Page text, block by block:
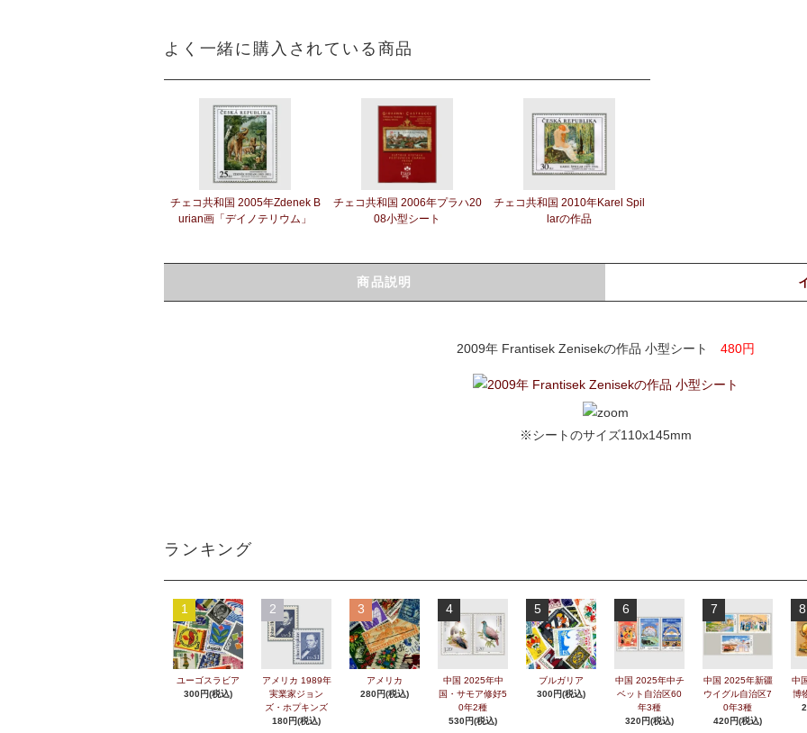
よく一緒に購入されている商品
チェコ共和国 2005年Zdenek B
urian画「デイノテリウム」
チェコ共和国 2006年プラハ20
08小型シート
チェコ共和国 2010年Karel Spil
larの作品
商品説明
2009年 Frantisek Zenisekの作品 小型シート 480円
※シートのサイズ110x145mm
ランキング
1
ユーゴスラビア
300円(税込)
2
アメリカ 1989年
実業家ジョン
ズ・ホプキンズ
180円(税込)
3
アメリカ
280円(税込)
4
中国 2025年中
国・サモア修好5
0年2種
530円(税込)
5
ブルガリア
300円(税込)
6
中国 2025年中チ
ベット自治区60
年3種
320円(税込)
7
中国 2025年新疆
ウイグル自治区7
0年3種
420円(税込)
8
中
博